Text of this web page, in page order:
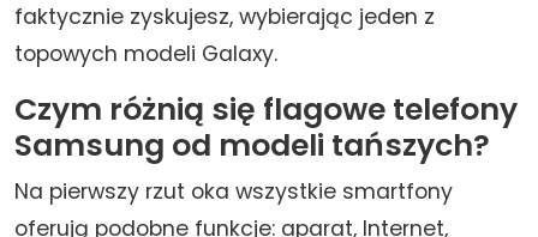
faktycznie zyskujesz, wybierając jeden z
topowych modeli Galaxy.
Czym różnią się flagowe telefony
Samsung od modeli tańszych?
Na pierwszy rzut oka wszystkie smartfony
oferują podobne funkcje: aparat, Internet,